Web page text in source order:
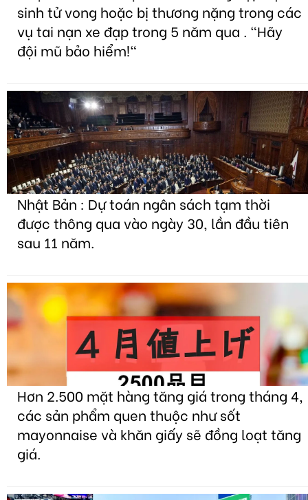
sinh tử vong hoặc bị thương nặng trong các
vụ tai nạn xe đạp trong 5 năm qua . "Hãy
đội mũ bảo hiểm!"
Nhật Bản : Dự toán ngân sách tạm thời
được thông qua vào ngày 30, lần đầu tiên
sau 11 năm.
Hơn 2.500 mặt hàng tăng giá trong tháng 4,
các sản phẩm quen thuộc như sốt
mayonnaise và khăn giấy sẽ đồng loạt tăng
giá.